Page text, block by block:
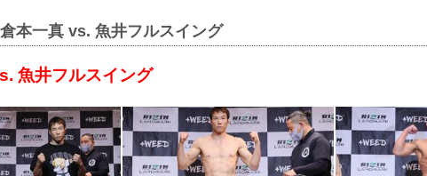
本一真 vs. 魚井フルスイング
魚井フルスイング